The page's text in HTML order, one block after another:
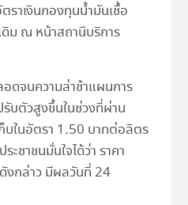
าเงินกองทุนน้ำมันเชื้อ
ม ณ หน้าสถานีบริการ
ดจนความล่าช้าแผนการ
บตัวสูงขึ้นในช่วงที่ผ่าน
บในอัตรา 1.50 บาทต่อลิตร
ชาชนมั่นใจได้ว่า ราคา
งกล่าว มีผลวันที่ 24